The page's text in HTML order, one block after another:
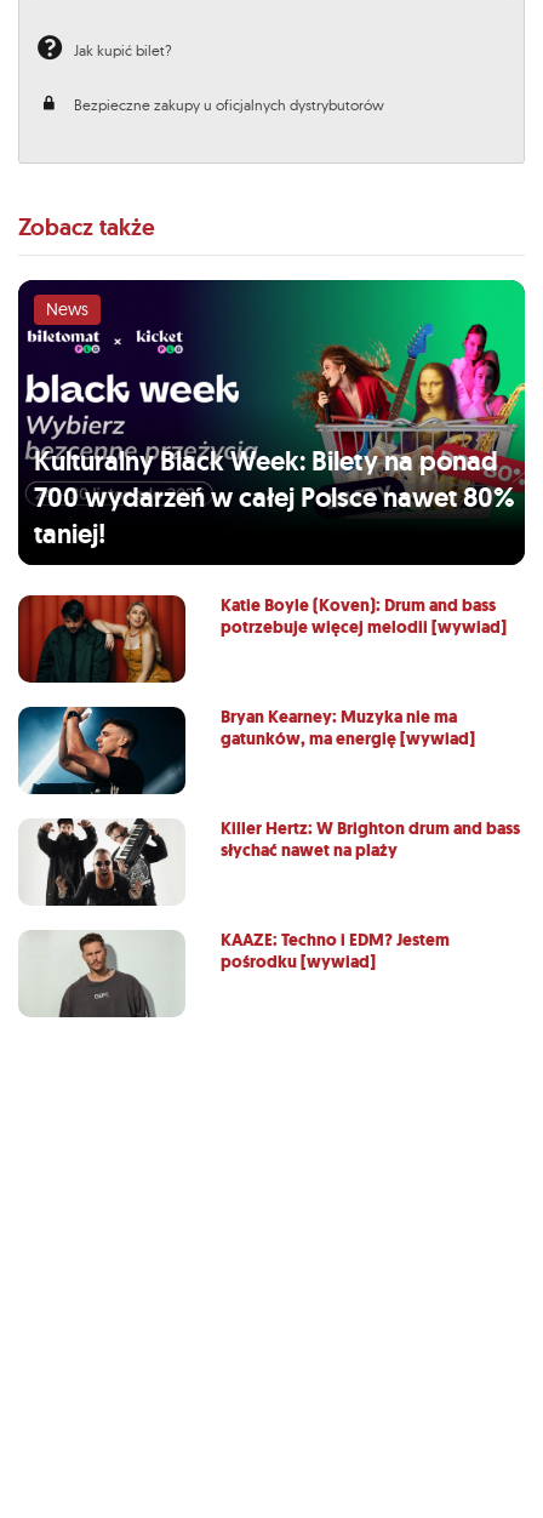
Jak kupić bilet?
Bezpieczne zakupy u oficjalnych dystrybutorów
Zobacz także
Kulturalny Black Week: Bilety na ponad
700 wydarzeń w całej Polsce nawet 80%
taniej!
News
Katie Boyle (Koven): Drum and bass
potrzebuje więcej melodii [wywiad]
Bryan Kearney: Muzyka nie ma
gatunków, ma energię [wywiad]
Killer Hertz: W Brighton drum and bass
słychać nawet na plaży
KAAZE: Techno i EDM? Jestem
pośrodku [wywiad]